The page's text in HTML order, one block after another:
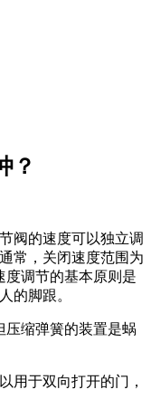
？
的速度可以独立调
常，关闭速度范围为
度调节的基本原则是
的脚跟。
缩弹簧的装置是蜗
于双向打开的门，